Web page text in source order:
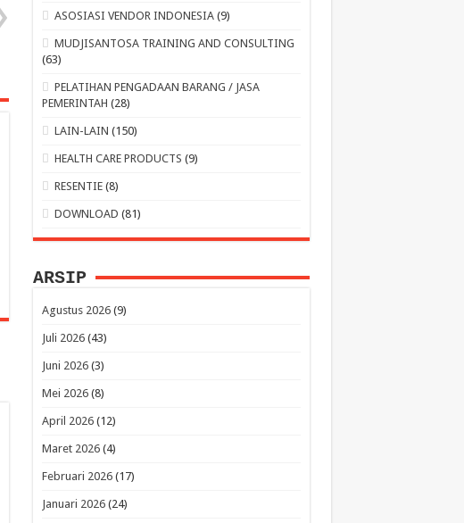
ASOSIASI VENDOR INDONESIA (9)
MUDJISANTOSA TRAINING AND CONSULTING
(63)
PELATIHAN PENGADAAN BARANG / JASA
PEMERINTAH (28)
LAIN-LAIN (150)
HEALTH CARE PRODUCTS (9)
RESENTIE (8)
DOWNLOAD (81)
ARSIP
Agustus 2026(9)
Juli 2026(43)
Juni 2026(3)
Mei 2026(8)
April 2026(12)
Maret 2026(4)
Februari 2026(17)
Januari 2026(24)